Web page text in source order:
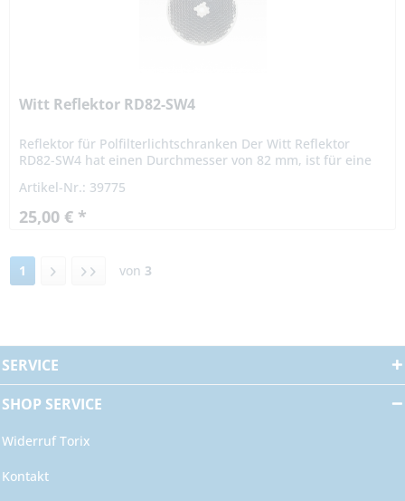
Witt Reflektor RD82-SW4
Reflektor für Polfilterlichtschranken Der Witt Reflektor
RD82-SW4 hat einen Durchmesser von 82 mm, ist für eine
Artikel-Nr.: 39775
25,00 € *
1 von 3
SERVICE
SHOP SERVICE
Widerruf Torix
Kontakt